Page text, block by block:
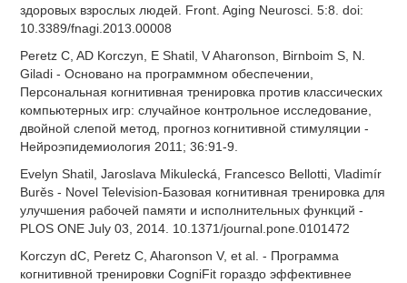
здоровых взрослых людей. Front. Aging Neurosci. 5:8. doi:
10.3389/fnagi.2013.00008
Peretz C, AD Korczyn, E Shatil, V Aharonson, Birnboim S, N.
Giladi - Основано на программном обеспечении,
Персональная когнитивная тренировка против классических
компьютерных игр: случайное контрольное исследование,
двойной слепой метод, прогноз когнитивной стимуляции -
Нейроэпидемиология 2011; 36:91-9.
Evelyn Shatil, Jaroslava Mikulecká, Francesco Bellotti, Vladimír
Burěs - Novel Television-Базовая когнитивная тренировка для
улучшения рабочей памяти и исполнительных функций -
PLOS ONE July 03, 2014. 10.1371/journal.pone.0101472
Korczyn dC, Peretz C, Aharonson V, et al. - Программа
когнитивной тренировки CogniFit гораздо эффективнее